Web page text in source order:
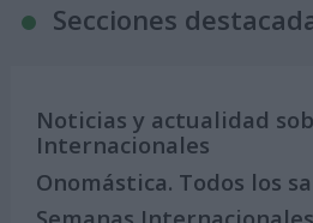
Secciones
Noticias y actualidad
Internacionales
Onomástica. Todos los